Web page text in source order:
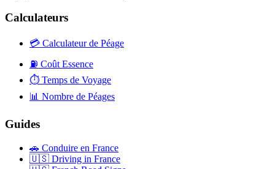
Calculateurs
💳 Calculateur de Péage
⛽ Coût Essence
⏱️ Temps de Voyage
📊 Nombre de Péages
Guides
🚗 Conduire en France
🇺🇸 Driving in France